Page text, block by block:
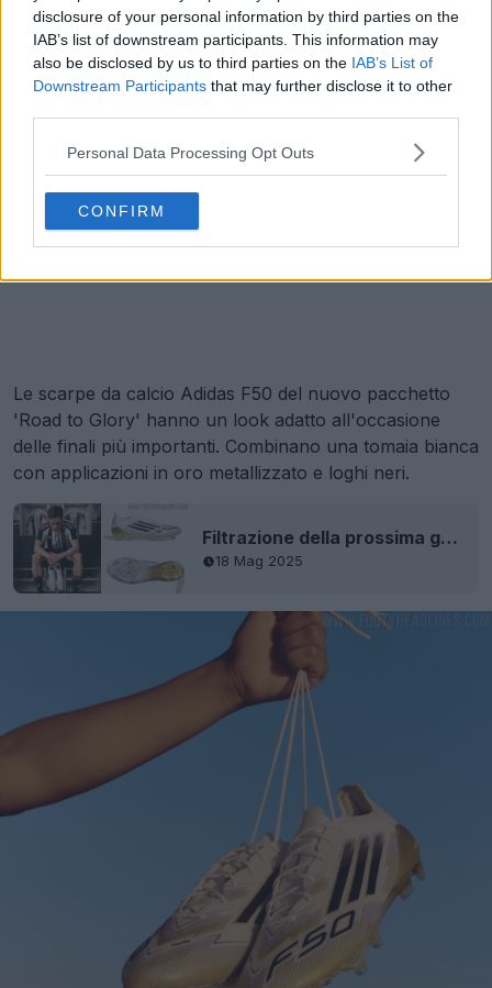
disclosure of your personal information by third parties on the
IAB’s list of downstream participants. This information may
also be disclosed by us to third parties on the IAB’s List of
Downstream Participants that may further disclose it to other
Personal Data Processing Opt Outs
CONFIRM
Le scarpe da calcio Adidas F50 del nuovo pacchetto
'Road to Glory' hanno un look adatto all'occasione
delle finali più importanti. Combinano una tomaia bianca
con applicazioni in oro metallizzato e loghi neri.
Filtrazione della prossima generazione di scarpe Adidas F50 2025 "Road to Glory" per la finale di Champions League e la Coppa del Mondo per club
18 Mag 2025